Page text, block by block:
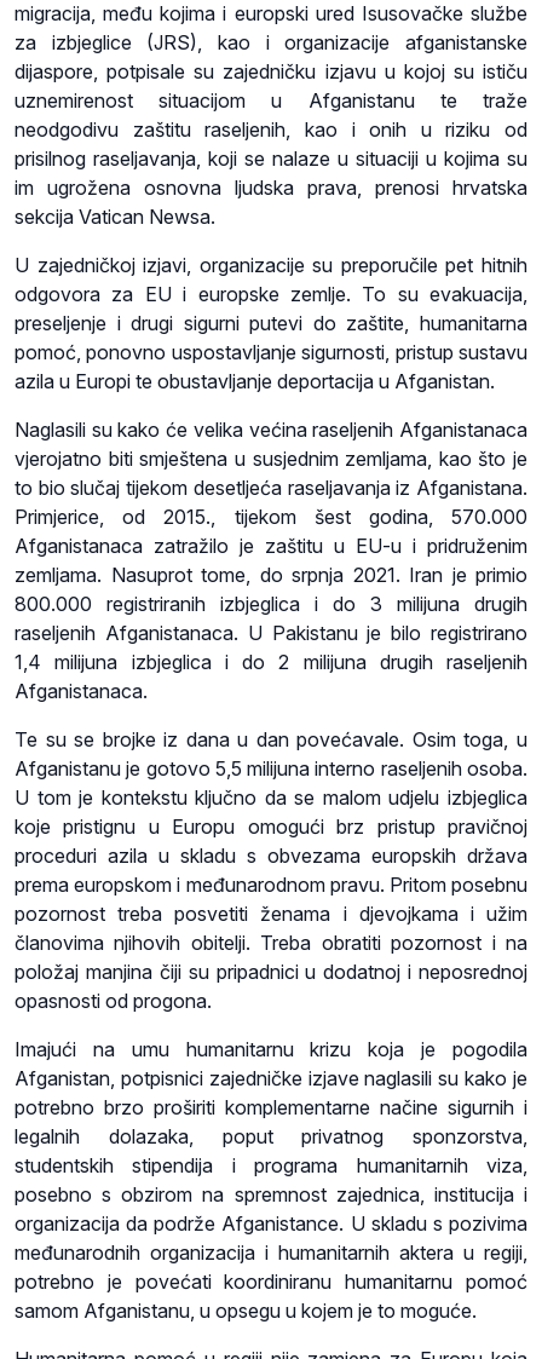
migracija, među kojima i europski ured Isusovačke službe
za izbjeglice (JRS), kao i organizacije afganistanske
dijaspore, potpisale su zajedničku izjavu u kojoj su ističu
uznemirenost situacijom u Afganistanu te traže
neodgodivu zaštitu raseljenih, kao i onih u riziku od
prisilnog raseljavanja, koji se nalaze u situaciji u kojima su
im ugrožena osnovna ljudska prava, prenosi hrvatska
sekcija Vatican Newsa.
U zajedničkoj izjavi, organizacije su preporučile pet hitnih
odgovora za EU i europske zemlje. To su evakuacija,
preseljenje i drugi sigurni putevi do zaštite, humanitarna
pomoć, ponovno uspostavljanje sigurnosti, pristup sustavu
azila u Europi te obustavljanje deportacija u Afganistan.
Naglasili su kako će velika većina raseljenih Afganistanaca
vjerojatno biti smještena u susjednim zemljama, kao što je
to bio slučaj tijekom desetljeća raseljavanja iz Afganistana.
Primjerice, od 2015., tijekom šest godina, 570.000
Afganistanaca zatražilo je zaštitu u EU-u i pridruženim
zemljama. Nasuprot tome, do srpnja 2021. Iran je primio
800.000 registriranih izbjeglica i do 3 milijuna drugih
raseljenih Afganistanaca. U Pakistanu je bilo registrirano
1,4 milijuna izbjeglica i do 2 milijuna drugih raseljenih
Afganistanaca.
Te su se brojke iz dana u dan povećavale. Osim toga, u
Afganistanu je gotovo 5,5 milijuna interno raseljenih osoba.
U tom je kontekstu ključno da se malom udjelu izbjeglica
koje pristignu u Europu omogući brz pristup pravičnoj
proceduri azila u skladu s obvezama europskih država
prema europskom i međunarodnom pravu. Pritom posebnu
pozornost treba posvetiti ženama i djevojkama i užim
članovima njihovih obitelji. Treba obratiti pozornost i na
položaj manjina čiji su pripadnici u dodatnoj i neposrednoj
opasnosti od progona.
Imajući na umu humanitarnu krizu koja je pogodila
Afganistan, potpisnici zajedničke izjave naglasili su kako je
potrebno brzo proširiti komplementarne načine sigurnih i
legalnih dolazaka, poput privatnog sponzorstva,
studentskih stipendija i programa humanitarnih viza,
posebno s obzirom na spremnost zajednica, institucija i
organizacija da podrže Afganistance. U skladu s pozivima
međunarodnih organizacija i humanitarnih aktera u regiji,
potrebno je povećati koordiniranu humanitarnu pomoć
samom Afganistanu, u opsegu u kojem je to moguće.